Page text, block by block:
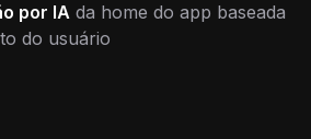
por IA da home do app baseada
do usuário